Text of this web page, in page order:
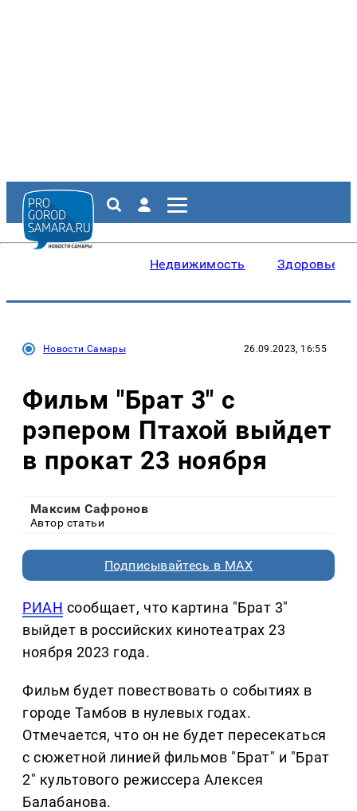
Недвижимость Здоровье
Новости Самары 26.09.2023, 16:55
Фильм "Брат 3" с
рэпером Птахой выйдет
в прокат 23 ноября
Максим Сафронов
Автор статьи
Подписывайтесь в MAX
РИАН сообщает, что картина "Брат 3"
выйдет в российских кинотеатрах 23
ноября 2023 года.
Фильм будет повествовать о событиях в
городе Тамбов в нулевых годах.
Отмечается, что он не будет пересекаться
с сюжетной линией фильмов "Брат" и "Брат
2" культового режиссера Алексея
Балабанова.